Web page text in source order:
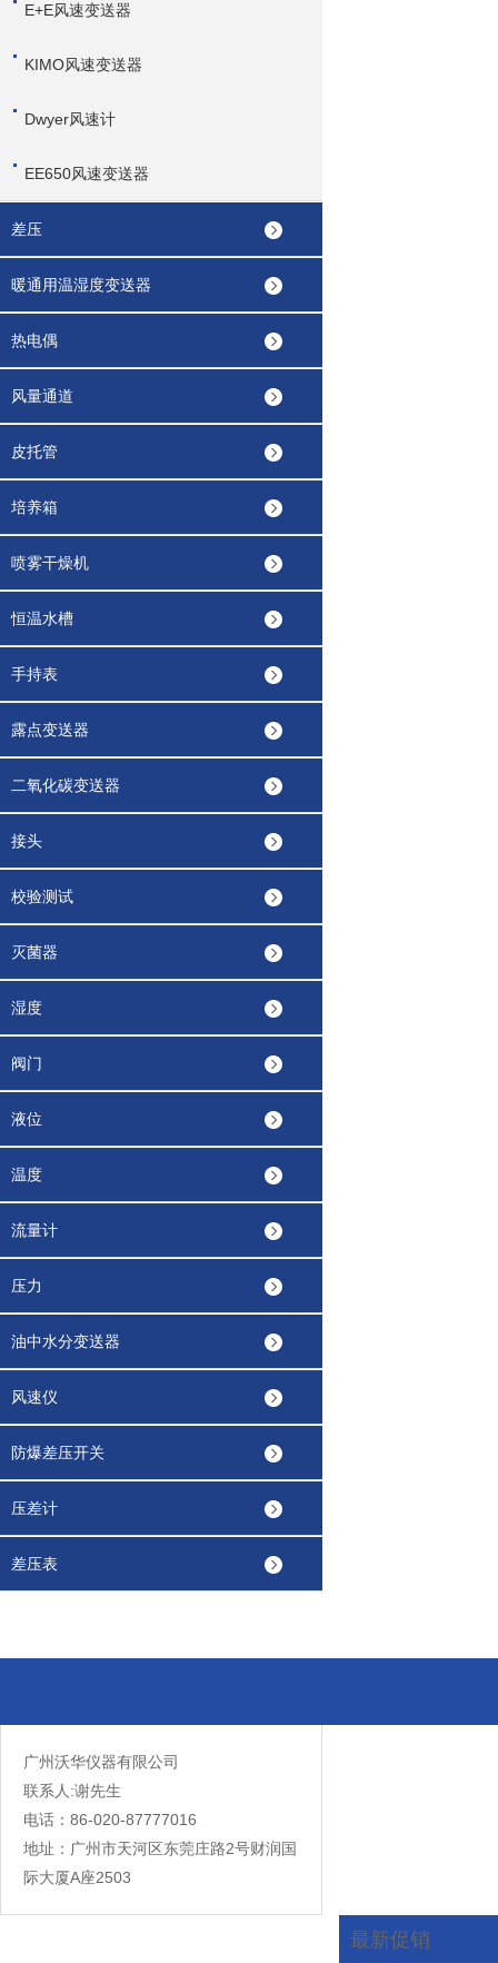
E+E风速变送器
KIMO风速变送器
Dwyer风速计
EE650风速变送器
差压
暖通用温湿度变送器
热电偶
风量通道
皮托管
培养箱
喷雾干燥机
恒温水槽
手持表
露点变送器
二氧化碳变送器
接头
校验测试
灭菌器
湿度
阀门
液位
温度
流量计
压力
油中水分变送器
风速仪
防爆差压开关
压差计
差压表
广州沃华仪器有限公司
联系人:谢先生
电话：86-020-87777016
地址：广州市天河区东莞庄路2号财润国
际大厦A座2503
最新促销